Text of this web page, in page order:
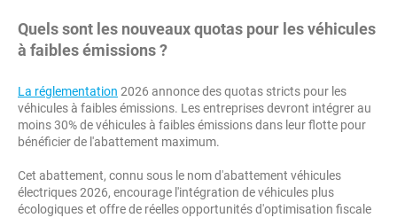
Quels sont les nouveaux quotas pour les véhicules
à faibles émissions ?
La réglementation 2026 annonce des quotas stricts pour les
véhicules à faibles émissions. Les entreprises devront intégrer au
moins 30% de véhicules à faibles émissions dans leur flotte pour
bénéficier de l'abattement maximum.
Cet abattement, connu sous le nom d'abattement véhicules
électriques 2026, encourage l'intégration de véhicules plus
écologiques et offre de réelles opportunités d'optimisation fiscale